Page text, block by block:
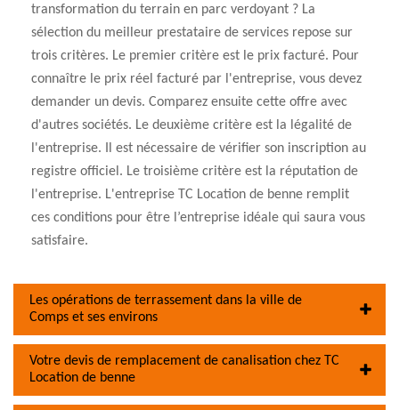
transformation du terrain en parc verdoyant ? La
sélection du meilleur prestataire de services repose sur
trois critères. Le premier critère est le prix facturé. Pour
connaître le prix réel facturé par l'entreprise, vous devez
demander un devis. Comparez ensuite cette offre avec
d'autres sociétés. Le deuxième critère est la légalité de
l'entreprise. Il est nécessaire de vérifier son inscription au
registre officiel. Le troisième critère est la réputation de
l'entreprise. L'entreprise TC Location de benne remplit
ces conditions pour être l’entreprise idéale qui saura vous
satisfaire.
Les opérations de terrassement dans la ville de
Comps et ses environs
Votre devis de remplacement de canalisation chez TC
Location de benne